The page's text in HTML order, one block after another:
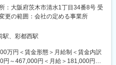
ごとに支給され、継続的な収入形成
円、主任職平均120万円、係長職平
合支給実績があり、成果を正当に評
プライム市場上場を実現し、業界ト
超を誇る低価格×良品質住宅のリー
する営業ではなく、住宅購入を検討
計から関わる営業スタイルです。
保険をワンストップで提案し、お客
合コンサルタントとして活躍できま
：大阪府茨木市清水1丁目34番8号 受
更の範囲：会社の定める事業所
駅、彩都西駅
万円＜賃金形態＞月給制＜賃金内訳
円～467,000円＜月給＞181,000円～